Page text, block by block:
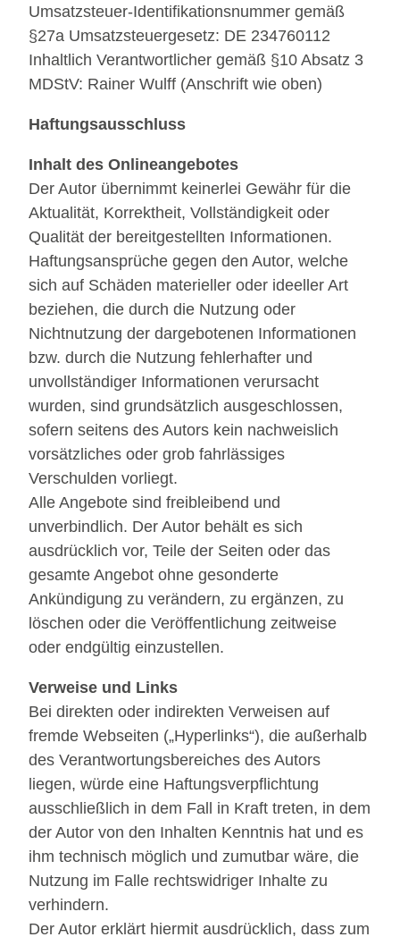
Umsatzsteuer-Identifikationsnummer gemäß
§27a Umsatzsteuergesetz: DE 234760112
Inhaltlich Verantwortlicher gemäß §10 Absatz 3
MDStV: Rainer Wulff (Anschrift wie oben)
Haftungsausschluss
Inhalt des Onlineangebotes
Der Autor übernimmt keinerlei Gewähr für die
Aktualität, Korrektheit, Vollständigkeit oder
Qualität der bereitgestellten Informationen.
Haftungsansprüche gegen den Autor, welche
sich auf Schäden materieller oder ideeller Art
beziehen, die durch die Nutzung oder
Nichtnutzung der dargebotenen Informationen
bzw. durch die Nutzung fehlerhafter und
unvollständiger Informationen verursacht
wurden, sind grundsätzlich ausgeschlossen,
sofern seitens des Autors kein nachweislich
vorsätzliches oder grob fahrlässiges
Verschulden vorliegt.
Alle Angebote sind freibleibend und
unverbindlich. Der Autor behält es sich
ausdrücklich vor, Teile der Seiten oder das
gesamte Angebot ohne gesonderte
Ankündigung zu verändern, zu ergänzen, zu
löschen oder die Veröffentlichung zeitweise
oder endgültig einzustellen.
Verweise und Links
Bei direkten oder indirekten Verweisen auf
fremde Webseiten („Hyperlinks“), die außerhalb
des Verantwortungsbereiches des Autors
liegen, würde eine Haftungsverpflichtung
ausschließlich in dem Fall in Kraft treten, in dem
der Autor von den Inhalten Kenntnis hat und es
ihm technisch möglich und zumutbar wäre, die
Nutzung im Falle rechtswidriger Inhalte zu
verhindern.
Der Autor erklärt hiermit ausdrücklich, dass zum